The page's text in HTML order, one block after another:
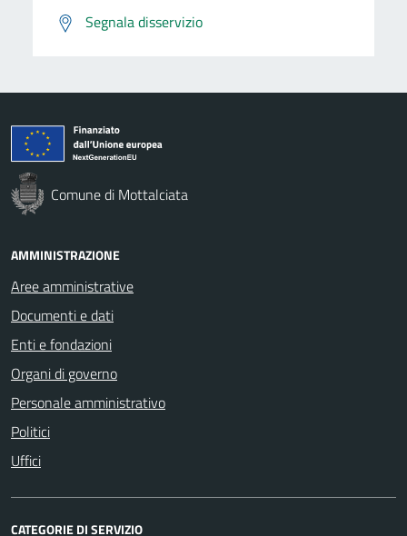
Segnala disservizio
Comune di Mottalciata
AMMINISTRAZIONE
Aree amministrative
Documenti e dati
Enti e fondazioni
Organi di governo
Personale amministrativo
Politici
Uffici
CATEGORIE DI SERVIZIO